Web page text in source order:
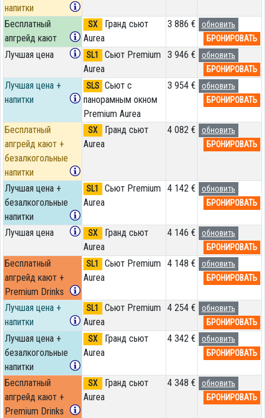
напитки
Бесплатный
апгрейд кают
SX
Гранд сьют
Aurea
3 886 €
обновить
БРОНИРОВАТЬ
Лучшая цена SL1
Сьют Premium
Aurea
3 946 €
обновить
БРОНИРОВАТЬ
Лучшая цена +
напитки
SLS Сьют с
панорамным окном
Premium Aurea
3 954 €
обновить
БРОНИРОВАТЬ
Бесплатный
апгрейд кают +
безалкогольные
напитки
SX
Гранд сьют
Aurea
4 082 €
обновить
БРОНИРОВАТЬ
Лучшая цена +
безалкогольные
напитки
SL1
Сьют Premium
Aurea
4 142 €
обновить
БРОНИРОВАТЬ
Лучшая цена SX
Гранд сьют
Aurea
4 146 €
обновить
БРОНИРОВАТЬ
Бесплатный
апгрейд кают +
Premium Drinks
SL1
Сьют Premium
Aurea
4 148 €
обновить
БРОНИРОВАТЬ
Лучшая цена +
напитки
SL1
Сьют Premium
Aurea
4 254 €
обновить
БРОНИРОВАТЬ
Лучшая цена +
безалкогольные
напитки
SX
Гранд сьют
Aurea
4 342 €
обновить
БРОНИРОВАТЬ
Бесплатный
апгрейд кают +
Premium Drinks
SX
Гранд сьют
Aurea
4 348 €
обновить
БРОНИРОВАТЬ